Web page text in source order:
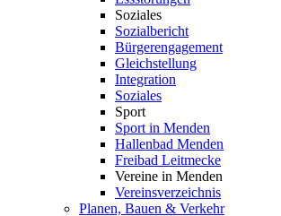
Soziales
Sozialbericht
Bürgerengagement
Gleichstellung
Integration
Soziales
Sport
Sport in Menden
Hallenbad Menden
Freibad Leitmecke
Vereine in Menden
Vereinsverzeichnis
Planen, Bauen & Verkehr